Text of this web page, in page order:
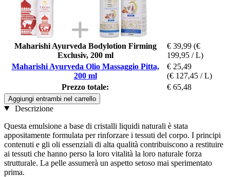
Maharishi Ayurveda Bodylotion Firming
Exclusiv, 200 ml
€ 39,99 (€
199,95 / L)
Maharishi Ayurveda Olio Massaggio Pitta,
200 ml
€ 25,49
(€ 127,45 / L)
Prezzo totale:
€ 65,48
Aggiungi entrambi nel carrello
Descrizione
Questa emulsione a base di cristalli liquidi naturali è stata
appositamente formulata per rinforzare i tessuti del corpo. I principi
contenuti e gli oli essenziali di alta qualità contribuiscono a restituire
ai tessuti che hanno perso la loro vitalità la loro naturale forza
strutturale. La pelle assumerà un aspetto setoso mai sperimentato
prima.